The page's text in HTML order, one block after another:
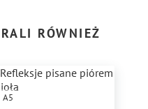
RÓWNIEŻ
A5